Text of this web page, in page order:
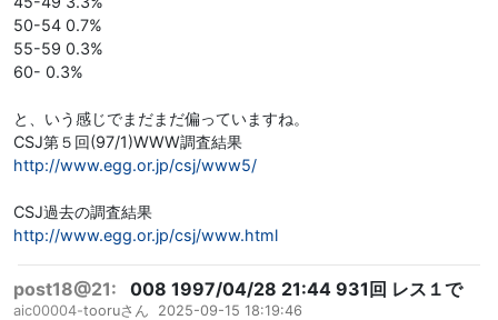
50-54 0.7%
55-59 0.3%
60- 0.3%
と、いう感じでまだまだ偏っていますね。
CSJ第５回(97/1)WWW調査結果
http://www.egg.or.jp/csj/www5/
CSJ過去の調査結果
http://www.egg.or.jp/csj/www.html
post18@21: 008 1997/04/28 21:44 931回 レス１で
aic00004-tooruさん 2025-09-15 18:19:46